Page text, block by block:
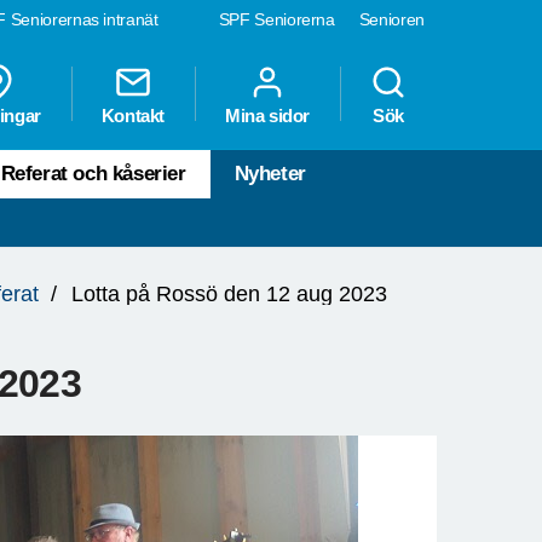
SPF Seniorerna Senioren
Seniorernas intranät
Kontakt Mina sidor Sök
Referat och kåserier Nyheter
Lotta på Rossö den 12 aug 2023